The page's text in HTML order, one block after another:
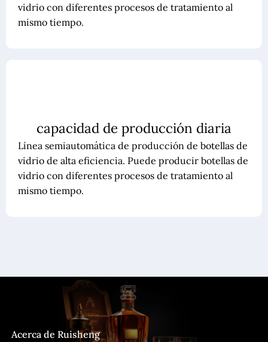
vidrio con diferentes procesos de tratamiento al
mismo tiempo.
capacidad de producción diaria
Línea semiautomática de producción de botellas de
vidrio de alta eficiencia. Puede producir botellas de
vidrio con diferentes procesos de tratamiento al
mismo tiempo.
Acerca de Ruisheng